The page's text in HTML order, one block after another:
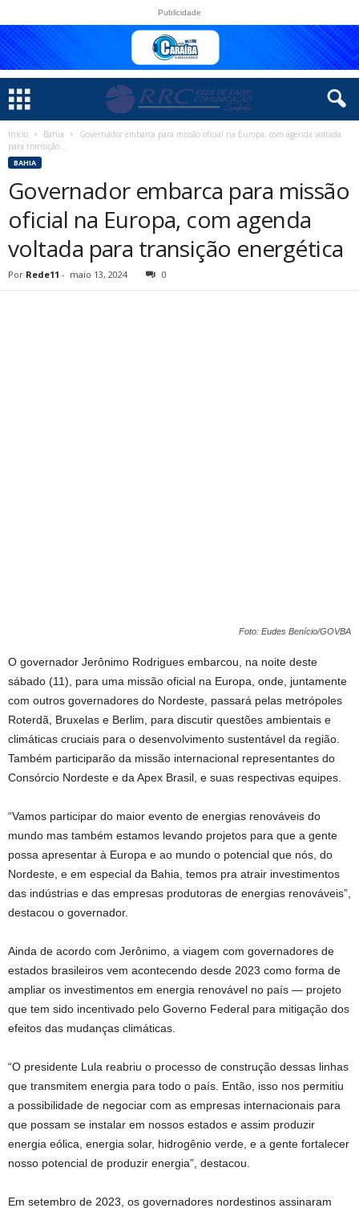
Publicidade
Início Bahia
Governador embarca para missão oficial na Europa, com agenda voltada
para transição...
BAHIA
Governador embarca para missão
oficial na Europa, com agenda
voltada para transição energética
Por Rede11 - maio 13, 2024 0
Foto: Eudes Benício/GOVBA
O governador Jerônimo Rodrigues embarcou, na noite deste
sábado (11), para uma missão oficial na Europa, onde, juntamente
com outros governadores do Nordeste, passará pelas metrópoles
Roterdã, Bruxelas e Berlim, para discutir questões ambientais e
climáticas cruciais para o desenvolvimento sustentável da região.
Também participarão da missão internacional representantes do
Consórcio Nordeste e da Apex Brasil, e suas respectivas equipes.
“Vamos participar do maior evento de energias renováveis do
mundo mas também estamos levando projetos para que a gente
possa apresentar à Europa e ao mundo o potencial que nós, do
Nordeste, e em especial da Bahia, temos pra atrair investimentos
das indústrias e das empresas produtoras de energias renováveis”,
destacou o governador.
Ainda de acordo com Jerônimo, a viagem com governadores de
estados brasileiros vem acontecendo desde 2023 como forma de
ampliar os investimentos em energia renovável no país — projeto
que tem sido incentivado pelo Governo Federal para mitigação dos
efeitos das mudanças climáticas.
“O presidente Lula reabriu o processo de construção dessas linhas
que transmitem energia para todo o país. Então, isso nos permitiu
a possibilidade de negociar com as empresas internacionais para
que possam se instalar em nossos estados e assim produzir
energia eólica, energia solar, hidrogênio verde, e a gente fortalecer
nosso potencial de produzir energia”, destacou.
Em setembro de 2023, os governadores nordestinos assinaram